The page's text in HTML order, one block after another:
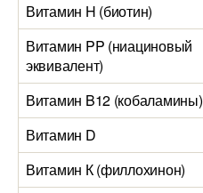
Витамин H (биотин)
Витамин PP (ниациновый
эквивалент)
Витамин B12 (кобаламины)
Витамин D
Витамин К (филлохинон)